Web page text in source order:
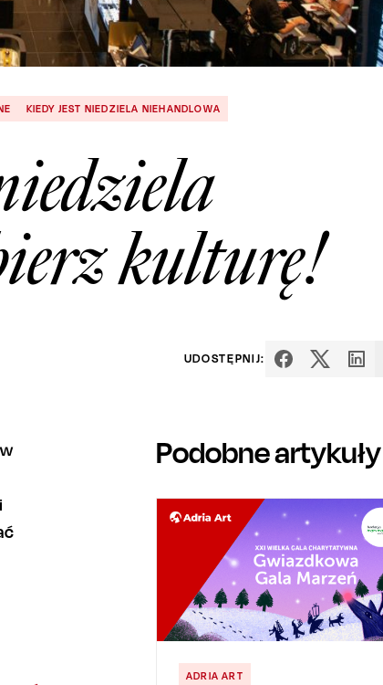
KIEDY JEST NIEDZIELA NIEHANDLOWA
kulturę!
UDOSTĘPNIJ:
Podobne artykuły
ADRIA ART